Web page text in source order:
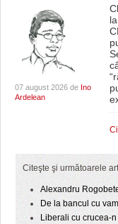
07 august 2026 de Ino
Ardelean
Citeşte şi următoarele
Alexandru
De la bancul cu
Liberali cu crucea-